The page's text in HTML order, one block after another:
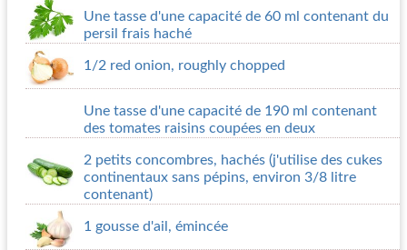
Une tasse d'une capacité de 60 ml contenant du
persil frais haché
1/2 red onion, roughly chopped
Une tasse d'une capacité de 190 ml contenant
des tomates raisins coupées en deux
2 petits concombres, hachés (j'utilise des cukes
continentaux sans pépins, environ 3/8 litre
contenant)
1 gousse d'ail, émincée